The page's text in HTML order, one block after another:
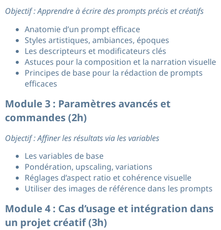
Objectif : Apprendre à écrire des prompts précis et créatifs
Anatomie d’un prompt efficace
Styles artistiques, ambiances, époques
Les descripteurs et modificateurs clés
Astuces pour la composition et la narration visuelle
Principes de base pour la rédaction de prompts
efficaces
Module 3 : Paramètres avancés et
commandes (2h)
Objectif : Affiner les résultats via les variables
Les variables de base
Pondération, upscaling, variations
Réglages d’aspect ratio et cohérence visuelle
Utiliser des images de référence dans les prompts
Module 4 : Cas d’usage et intégration dans
un projet créatif (3h)